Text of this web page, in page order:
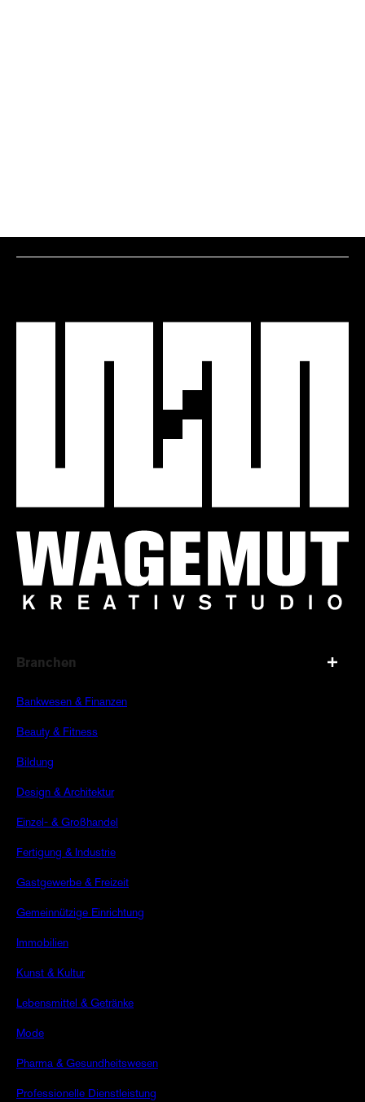
Branchen
Bankwesen & Finanzen
Beauty & Fitness
Bildung
Design & Architektur
Einzel- & Großhandel
Fertigung & Industrie
Gastgewerbe & Freizeit
Gemeinnützige Einrichtung
Immobilien
Kunst & Kultur
Lebensmittel & Getränke
Mode
Pharma & Gesundheitswesen
Professionelle Dienstleistung